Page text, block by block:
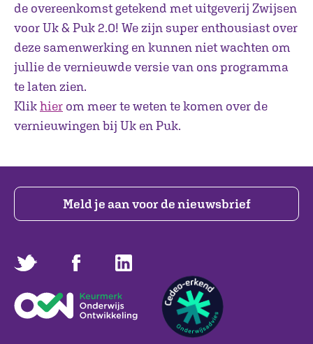
de overeenkomst getekend met uitgeverij Zwijsen
voor Uk & Puk 2.0! We zijn super enthousiast over
deze samenwerking en kunnen niet wachten om
jullie de vernieuwde versie van ons programma
te laten zien.
Klikhier om meer te weten te komen over de
vernieuwingen bij Uk en Puk.
Meld je aan voor de nieuwsbrief